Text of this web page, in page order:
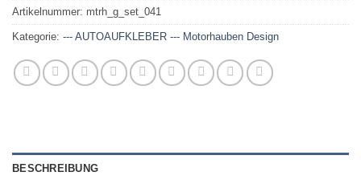
Artikelnummer: mtrh_g_set_041
Kategorie: --- AUTOAUFKLEBER --- Motorhauben Design
BESCHREIBUNG